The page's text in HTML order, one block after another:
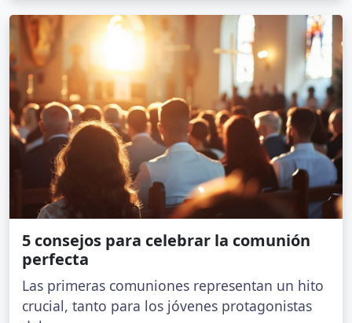
5 consejos para celebrar la comunión
perfecta
Las primeras comuniones representan un hito
crucial, tanto para los jóvenes protagonistas